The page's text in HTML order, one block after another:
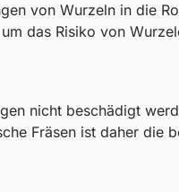
von Wurzeln in die
das Risiko von
nicht beschädigt
Fräsen ist daher die